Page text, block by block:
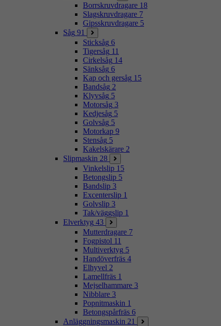
Borrskruvdragare 18
Slagskruvdragare 7
Gipsskruvdragare 5
Såg 91
Sticksåg 6
Tigersåg 11
Cirkelsåg 14
Sänksåg 6
Kap och gersåg 15
Bandsåg 2
Klyvsåg 5
Motorsåg 3
Kedjesåg 5
Golvsåg 5
Motorkap 9
Stensåg 5
Kakelskärare 2
Slipmaskin 28
Vinkelslip 15
Betongslip 5
Bandslip 3
Excenterslip 1
Golvslip 3
Tak/väggslip 1
Elverktyg 43
Mutterdragare 7
Fogpistol 11
Multiverktyg 5
Handöverfräs 4
Elhyvel 2
Lamellfräs 1
Mejselhammare 3
Nibblare 3
Popnitmaskin 1
Betongspårfräs 6
Anläggningsmaskin 21